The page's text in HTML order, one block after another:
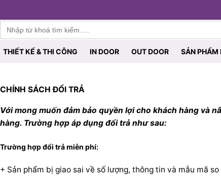
Search
for:
THIẾT KẾ & THI CÔNG IN DOOR OUT DOOR SẢN PHẨM
CHÍNH SÁCH ĐỔI TRẢ
Với mong muốn đảm bảo quyền lợi cho khách hàng và
hàng. Trường hợp áp dụng đổi trả như sau:
Trường hợp đổi trả miễn phí:
+ Sản phẩm bị giao sai về số lượng, thông tin và mẫu mã